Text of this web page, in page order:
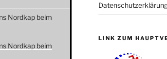
Nordkap beim
Nordkap beim
LINK ZUM